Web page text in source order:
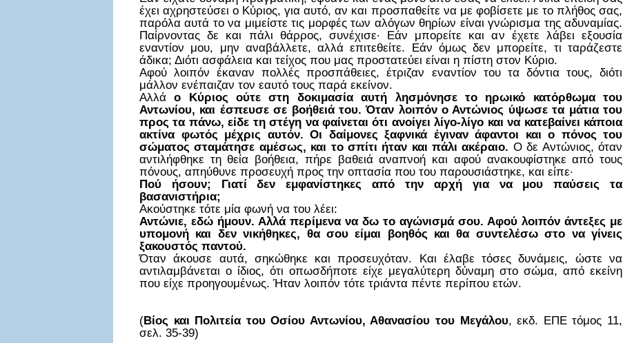
έχει αχρηστεύσει ο Κύριος, για αυτό, αν και προσπαθείτε να με φοβίσετε με το πλήθος σας,
παρόλα αυτά το να μιμείστε τις μορφές των αλόγων θηρίων είναι γνώρισμα της αδυναμίας.
Παίρνοντας δε και πάλι θάρρος, συνέχισε· Εάν μπορείτε και αν έχετε λάβει εξουσία
εναντίον μου, μην αναβάλλετε, αλλά επιτεθείτε. Εάν όμως δεν μπορείτε, τι ταράζεστε
άδικα; Διότι ασφάλεια και τείχος που μας προστατεύει είναι η πίστη στον Κύριο.
Αφού λοιπόν έκαναν πολλές προσπάθειες, έτριζαν εναντίον του τα δόντια τους, διότι
μάλλον ενέπαιζαν τον εαυτό τους παρά εκείνον.
Αλλάο Κύριος ούτε στη δοκιμασία αυτή λησμόνησε το ηρωικό κατόρθωμα του
Αντωνίου, και έσπευσε σε βοήθειά του. Όταν λοιπόν ο Αντώνιος ύψωσε τα μάτια του
προς τα πάνω, είδε τη στέγη να φαίνεται ότι ανοίγει λίγο-λίγο και να κατεβαίνει κάποια
ακτίνα φωτός μέχρις αυτόν. Οι δαίμονες ξαφνικά έγιναν άφαντοι και ο πόνος του
σώματος σταμάτησε αμέσως, και το σπίτι ήταν και πάλι ακέραιο. Ο δε Αντώνιος, όταν
αντιλήφθηκε τη θεία βοήθεια, πήρε βαθειά αναπνοή και αφού ανακουφίστηκε από τους
πόνους, απηύθυνε προσευχή προς την οπτασία που του παρουσιάστηκε, και είπε·
Πού ήσουν; Γιατί δεν εμφανίστηκες από την αρχή για να μου παύσεις τα
βασανιστήρια;
Ακούστηκε τότε μία φωνή να του λέει:
Αντώνιε, εδώ ήμουν. Αλλά περίμενα να δω το αγώνισμά σου. Αφού λοιπόν άντεξες με
υπομονή και δεν νικήθηκες, θα σου είμαι βοηθός και θα συντελέσω στο να γίνεις
ξακουστός παντού.
Όταν άκουσε αυτά, σηκώθηκε και προσευχόταν. Και έλαβε τόσες δυνάμεις, ώστε να
αντιλαμβάνεται ο ίδιος, ότι οπωσδήποτε είχε μεγαλύτερη δύναμη στο σώμα, από εκείνη
που είχε προηγουμένως. Ήταν λοιπόν τότε τριάντα πέντε περίπου ετών.
(Βίος και Πολιτεία του Οσίου Αντωνίου, Αθανασίου του Μεγάλου, εκδ. ΕΠΕ τόμος 11,
σελ. 35-39)